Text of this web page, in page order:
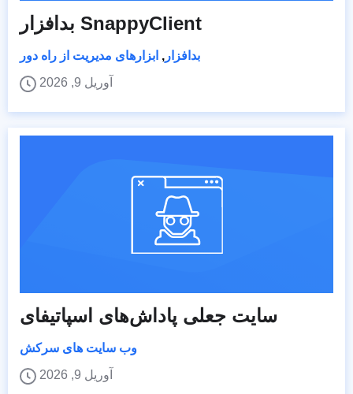
بدافزار SnappyClient
بدافزار , ابزارهای مدیریت از راه دور
آوریل 9, 2026
سایت جعلی پاداش‌های اسپاتیفای
وب سایت های سرکش
آوریل 9, 2026